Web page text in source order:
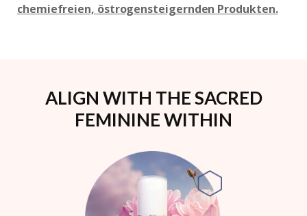
chemiefreien, östrogensteigernden Produkten.
ALIGN WITH THE SACRED
FEMININE WITHIN